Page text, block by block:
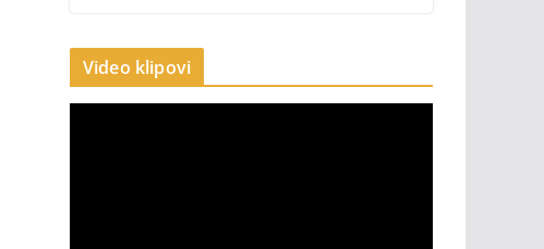
Video klipovi